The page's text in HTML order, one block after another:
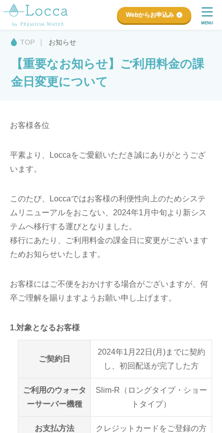
Webからお申込み
MENU
TOP お知らせ
【重要なお知らせ】ご利用料金の課
金日変更について
お客様各位
平素より、Loccaをご愛顧いただき誠にありがとうござ
います。
このたび、Loccaではお客様の利便性向上のためシステ
ムリニューアルをおこない、2024年1月中旬より新シス
テムへ移行する運びとなりました。
移行にあたり、ご利用料金の課金日に変更がございます
ためお知らせいたします。
お客様にはご不便をおかけする場合がございますが、何
卒ご理解を賜りますようお願い申し上げます。
1.対象となるお客様
ご契約日
2024年1月22日(月)までに契約
し、初回配送が完了した方
ご利用のウォータ
ーサーバー機種
Slim-R（ロングタイプ・ショー
トタイプ）
お支払方法 クレジットカードをご登録の方